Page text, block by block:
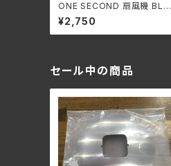
ONE SECOND 扇風機 BLO
WIN コンパクトハンディファ
ン キシマ
¥2,750
セール中の商品